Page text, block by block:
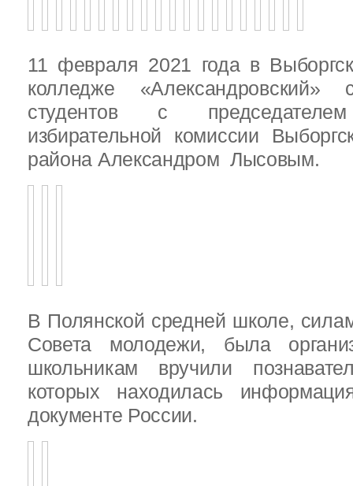
11 февраля 2021 года в
колледже «Александровский»
студентов с председателем
избирательной комиссии
района Александром Лысовым.
В Полянской средней школе,
Совета молодежи, была
школьникам вручили
которых находилась
документе России.